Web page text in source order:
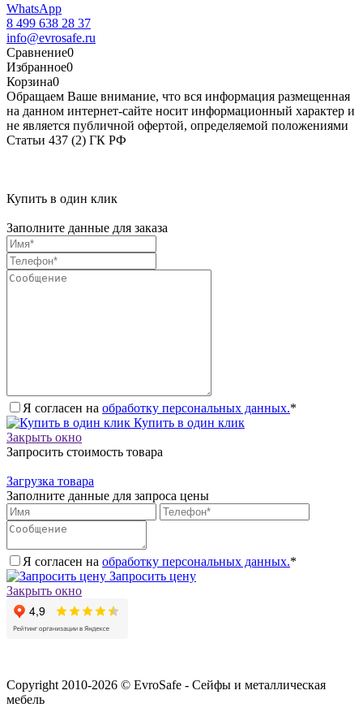
WhatsApp
8 499 638 28 37
info@evrosafe.ru
Сравнение0
Избранное0
Корзина0
Обращаем Ваше внимание, что вся информация размещенная
на данном интернет-сайте носит информационный характер и
не является публичной офертой, определяемой положениями
Статьи 437 (2) ГК РФ
Купить в один клик
Заполните данные для заказа
Я согласен на обработку персональных данных.*
Купить в один клик
Закрыть окно
Запросить стоимость товара
Загрузка товара
Заполните данные для запроса цены
Я согласен на обработку персональных данных.*
Запросить цену
Закрыть окно
Copyright 2010-2026 © EvroSafe - Сейфы и металлическая
мебель